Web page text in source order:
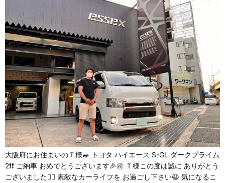
大阪府にお住まいのＴ様🚙 トヨタ ハイエース S-GL ダークプライム
2❗❗ ご納車 おめでとうございます🎉㊗️ Ｔ様この度は誠に ありがとう
ございました🙇‍♂️ 素敵なカーライフを お過ごし下さい😆 気になるこ